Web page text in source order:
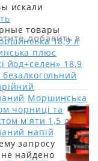
искали
товары
18,9 л
плюс
йод+селен» 18,9
Моршинська
чорниці та
м'яти 1,5 л
напій
запросу
найдено
добавить в